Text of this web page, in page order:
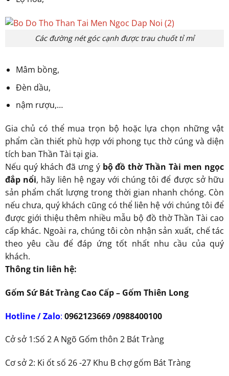
Các đường nét góc cạnh được trau chuốt tỉ mỉ
Mâm bồng,
Đèn dầu,
nậm rượu,…
Gia chủ có thể mua trọn bộ hoặc lựa chọn những vật
phẩm cần thiết phù hợp với phong tục thờ cúng và diện
tích ban Thần Tài tại gia.
Nếu quý khách đã ưng ý bộ đồ thờ Thần Tài men ngọc
đắp nổi, hãy liên hệ ngay với chúng tôi để được sở hữu
sản phẩm chất lượng trong thời gian nhanh chóng. Còn
nếu chưa, quý khách cũng có thể liên hệ với chúng tôi để
được giới thiệu thêm nhiều mẫu bộ đồ thờ Thần Tài cao
cấp khác. Ngoài ra, chúng tôi còn nhận sản xuất, chế tác
theo yêu cầu để đáp ứng tốt nhất nhu cầu của quý
khách.
Thông tin liên hệ:
Gốm Sứ Bát Tràng Cao Cấp – Gốm Thiên Long
Hotline / Zalo: 0962123669 /0988400100
Cở sở 1:Số 2 A Ngõ Gốm thôn 2 Bát Tràng
Cơ sở 2: Ki ốt số 26 -27 Khu B chợ gốm Bát Tràng